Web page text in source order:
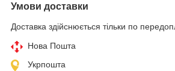
Умови доставки
Доставка здійснюється тільки по
Нова Пошта
Укрпошта